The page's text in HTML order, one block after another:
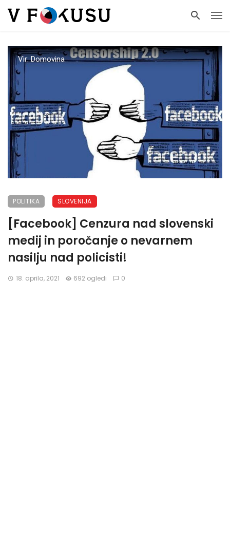
Vir: Domovina
POLITIKA SLOVENIJA
[Facebook] Cenzura nad slovenski
medij in poročanje o nevarnem
nasilju nad policisti!
18. aprila, 2021 692 ogledi 0